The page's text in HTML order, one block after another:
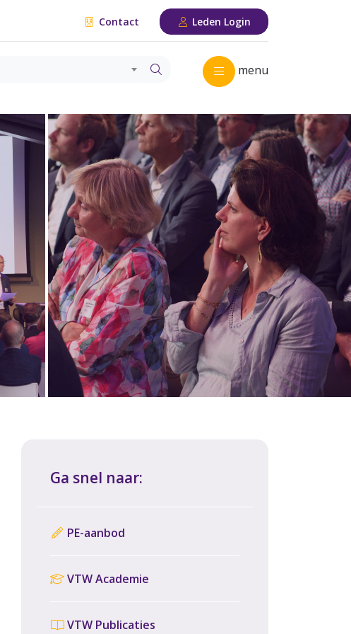
Contact Leden Login
menu
Ga snel naar:
PE-aanbod
VTW Academie
VTW Publicaties